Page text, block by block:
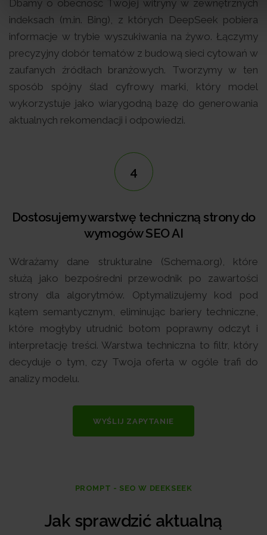
Dbamy o obecność Twojej witryny w zewnętrznych
indeksach (m.in. Bing), z których DeepSeek pobiera
informacje w trybie wyszukiwania na żywo. Łączymy
precyzyjny dobór tematów z budową sieci cytowań w
zaufanych źródłach branżowych. Tworzymy w ten
sposób spójny ślad cyfrowy marki, który model
wykorzystuje jako wiarygodną bazę do generowania
aktualnych rekomendacji i odpowiedzi.
4
Dostosujemy warstwę techniczną strony do
wymogów SEO AI
Wdrażamy dane strukturalne (Schema.org), które
służą jako bezpośredni przewodnik po zawartości
strony dla algorytmów. Optymalizujemy kod pod
kątem semantycznym, eliminując bariery techniczne,
które mogłyby utrudnić botom poprawny odczyt i
interpretację treści. Warstwa techniczna to filtr, który
decyduje o tym, czy Twoja oferta w ogóle trafi do
analizy modelu.
WYŚLIJ ZAPYTANIE
PROMPT - SEO W DEEKSEEK
Jak sprawdzić aktualną